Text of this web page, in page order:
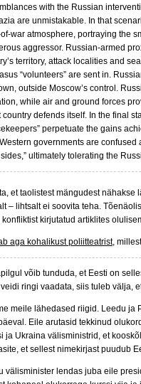
with the Russian
are unmistakable. In that
war atmosphere, portraying the
aggressor. Russian-armed
territory, attack localities and
“volunteers” are sent in.
outside Moscow’s control.
while air and ground forces
country defends itself. In the final
perpetuate the gains
governments are
sides,” ultimately tolerating the
et taolistest mängudest
– lihtsalt ei soovita teha.
konfliktist kirjutatud artiklites
aga kohalikust poliitteatrist,
võib tunduda, et Eesti on
ringi vaadata, siis tuleb välja,
meile lähedased riigid. Leedu ja
Eile arutasid tekkinud
ja Ukraina välisministrid, et
et sellest nimekirjast puudub
välisminister lendas juba eile